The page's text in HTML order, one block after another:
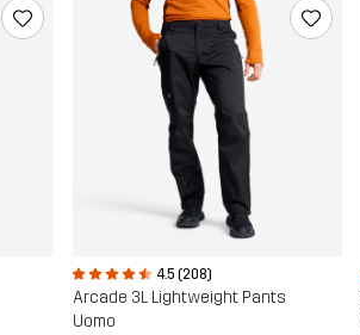
4.5 (208)
Arcade 3L Lightweight Pants
Uomo